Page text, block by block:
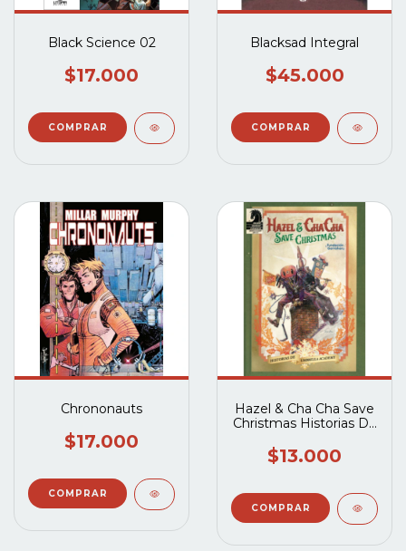
Black Science 02
$17.000
Blacksad Integral
$45.000
Chrononauts
$17.000
Hazel & Cha Cha Save
Christmas Historias De
$13.000